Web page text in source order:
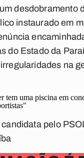
desdobramento
instaurado em
do Estado da
na
tem uma piscina em
pelo